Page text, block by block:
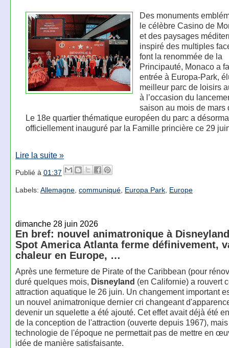
Des monuments
le célèbre Casino de
et des paysages
inspiré des multiples
font la renommée de la
Principauté, Monaco a
entrée à Europa-Park,
meilleur parc de loisirs
à l’occasion du
saison au mois de mars
Le 18e quartier thématique européen du parc a
officiellement inauguré par la Famille princière ce 29
Lire la suite »
Publié à 01:37
Labels: Allemagne, communiqué, Europa Park, Europe
dimanche 28 juin 2026
En bref: nouvel animatronique à
Spot America Atlanta ferme définivement,
chaleur en Europe, …
Après une fermeture de Pirate of the Caribbean (pour
duré quelques mois, Disneyland (en Californie) a rouvert
attraction aquatique le 26 juin. Un changement important
un nouvel animatronique dernier cri changeant
devenir un squelette a été ajouté. Cet effet avait déjà été
de la conception de l'attraction (ouverte depuis 1967),
technologie de l'époque ne permettait pas de mettre en
idée de manière satisfaisante.